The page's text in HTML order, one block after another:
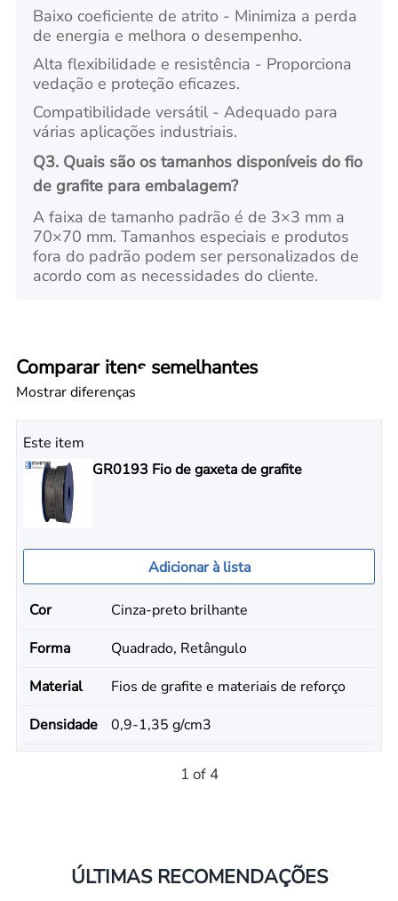
Baixo coeficiente de atrito - Minimiza a perda
de energia e melhora o desempenho.
Alta flexibilidade e resistência - Proporciona
vedação e proteção eficazes.
Compatibilidade versátil - Adequado para
várias aplicações industriais.
Q3. Quais são os tamanhos disponíveis do fio
de grafite para embalagem?
A faixa de tamanho padrão é de 3×3 mm a
70×70 mm. Tamanhos especiais e produtos
fora do padrão podem ser personalizados de
acordo com as necessidades do cliente.
Comparar itens semelhantes
Mostrar diferenças
Este item
GR0193 Fio de gaxeta de grafite
Adicionar à lista
Cor
Cinza-preto brilhante
Forma
Quadrado, Retângulo
Material
Fios de grafite e materiais de reforço
Densidade
0,9-1,35 g/cm3
1 of 4
ÚLTIMAS RECOMENDAÇÕES